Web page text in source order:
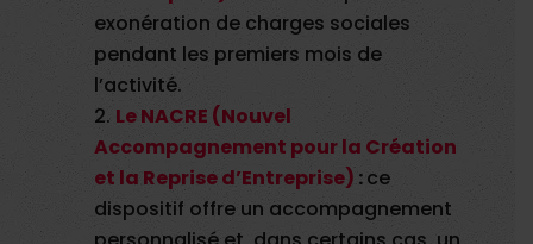
exonération de charges sociales
pendant les premiers mois de
l’activité.
Le NACRE (Nouvel
Accompagnement pour la Création
et la Reprise d’Entreprise) :ce
dispositif offre un accompagnement